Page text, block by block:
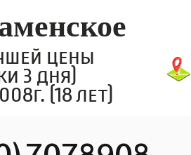
цены
3 дня)
(18 лет)